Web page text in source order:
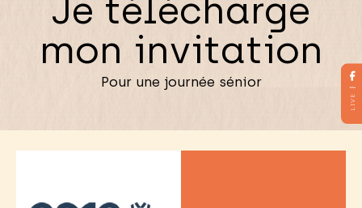
Je télécharge
mon invitation
Pour une journée sénior
LIVE